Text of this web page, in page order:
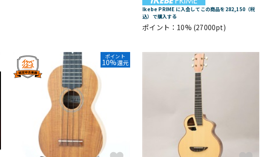
Ikebe PRIME に入会してこの商品を282,150（税
込）で購入する
ポイント：10% (27000pt)
ポイント
10%還元